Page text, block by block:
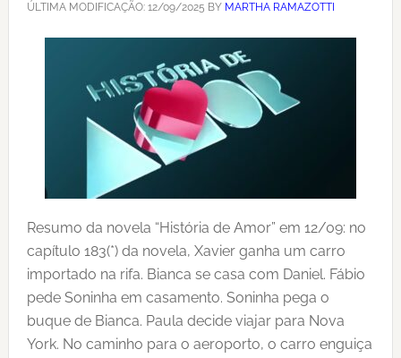
ÚLTIMA MODIFICAÇÃO: 12/09/2025 BY MARTHA RAMAZOTTI
Resumo da novela “História de Amor” em 12/09: no
capítulo 183(*) da novela, Xavier ganha um carro
importado na rifa. Bianca se casa com Daniel. Fábio
pede Soninha em casamento. Soninha pega o
buque de Bianca. Paula decide viajar para Nova
York. No caminho para o aeroporto, o carro enguiça